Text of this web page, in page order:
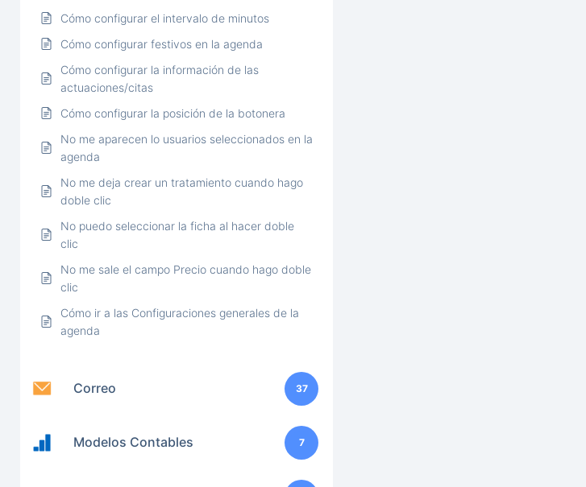
Cómo configurar el intervalo de minutos
Cómo configurar festivos en la agenda
Cómo configurar la información de las
actuaciones/citas
Cómo configurar la posición de la botonera
No me aparecen lo usuarios seleccionados en la
agenda
No me deja crear un tratamiento cuando hago
doble clic
No puedo seleccionar la ficha al hacer doble
clic
No me sale el campo Precio cuando hago doble
clic
Cómo ir a las Configuraciones generales de la
agenda
Correo 37
Modelos Contables 7